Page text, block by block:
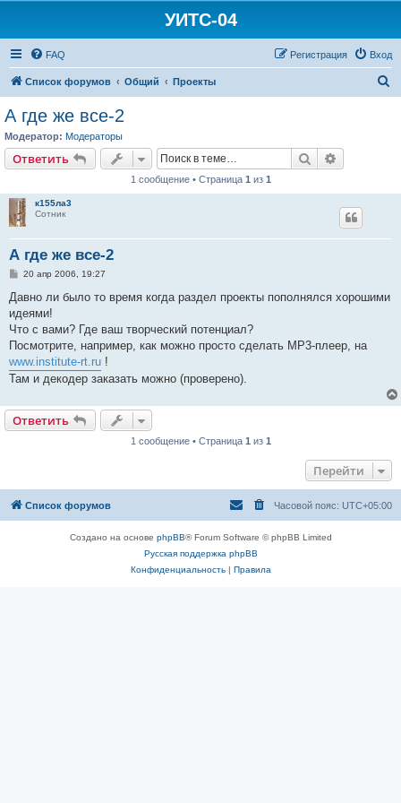
УИТС-04
FAQ Вход
Регистрация
Список форумов Общий Проекты
А где же все-2
Модератор: Модераторы
Ответить Поиск
1 сообщение • Страница 1 из 1
к155ла3
Сотник
А где же все-2
С
о
щ
е
и
е
20 апр 2006, 19:27
Давно ли было то время когда раздел проекты пополнялся хорошими
идеями!
Что с вами? Где ваш творческий потенциал?
Посмотрите, например, как можно просто сделать МР3-плеер, на
www.institute-rt.ru !
Там и декодер заказать можно (проверено).
Ответить
1 сообщение • Страница 1 из 1
Перейти
Список форумов Часовой пояс: UTC+05:00
Создано на основе phpBB® Forum Software © phpBB Limited
Русская поддержка phpBB
Конфиденциальность| Правила